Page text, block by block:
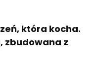
która kocha.
zbudowana z